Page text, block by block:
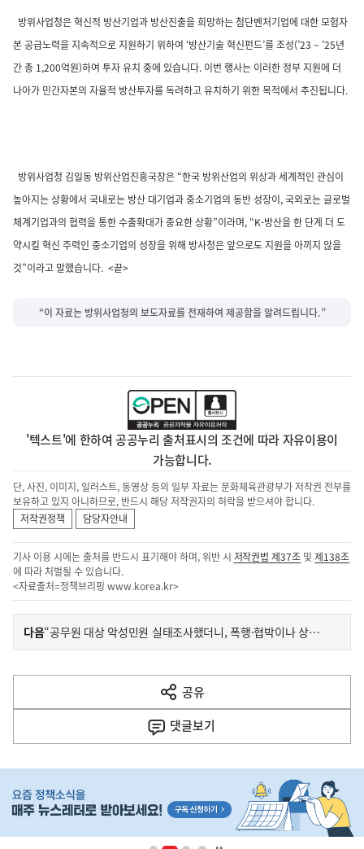
방위사업청은 혁신적 방산기업과 방산진출을 희망하는 첨단벤처기업에 대한 모험자
본 공급노력을 지속적으로 지원하기 위하여 ‘방산기술 혁신펀드’를 조성(’23 ~ ’25년
간 총 1,200억원)하여 투자 유치 중에 있습니다. 이번 행사는 이러한 정부 지원에 더
나아가 민간자본의 자율적 방산투자를 독려하고 유치하기 위한 목적에서 추진됩니다.
방위사업청 김일동 방위산업진흥국장은 “한국 방위산업의 위상과 세계적인 관심이
높아지는 상황에서 국내로는 방산 대기업과 중소기업의 동반 성장이, 국외로는 글로벌
체계기업과의 협력을 통한 수출확대가 중요한 상황”이라며, “K-방산을 한 단계 더 도
약시킬 혁신 주력인 중소기업의 성장을 위해 방사청은 앞으로도 지원을 아끼지 않을
것”이라고 말했습니다. <끝>
“이 자료는 방위사업청의 보도자료를 전재하여 제공함을 알려드립니다.”
'텍스트'에 한하여 공공누리 출처표시의 조건에 따라 자유이용이
가능합니다.
단, 사진, 이미지, 일러스트, 동영상 등의 일부 자료는 문화체육관광부가 저작권 전부를
보유하고 있지 아니하므로, 반드시 해당 저작권자의 허락을 받으셔야 합니다.
저작권정책
담당자안내
기사 이용 시에는 출처를 반드시 표기해야 하며, 위반 시 저작권법 제37조 및제138조
에 따라 처벌될 수 있습니다.
<자료출처=정책브리핑 www.korea.kr>
이
전
다
음
다음기
사
“공무원 대상 악성민원 실태조사했더니, 폭행·협박이나 상습·반복 민원 90% 육박…”
공유
열
기
댓글보기
단